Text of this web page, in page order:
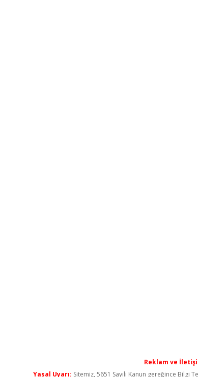
Reklam ve
Yasal Uyarı: Sitemiz, 5651 Sayılı Kanun gereğince